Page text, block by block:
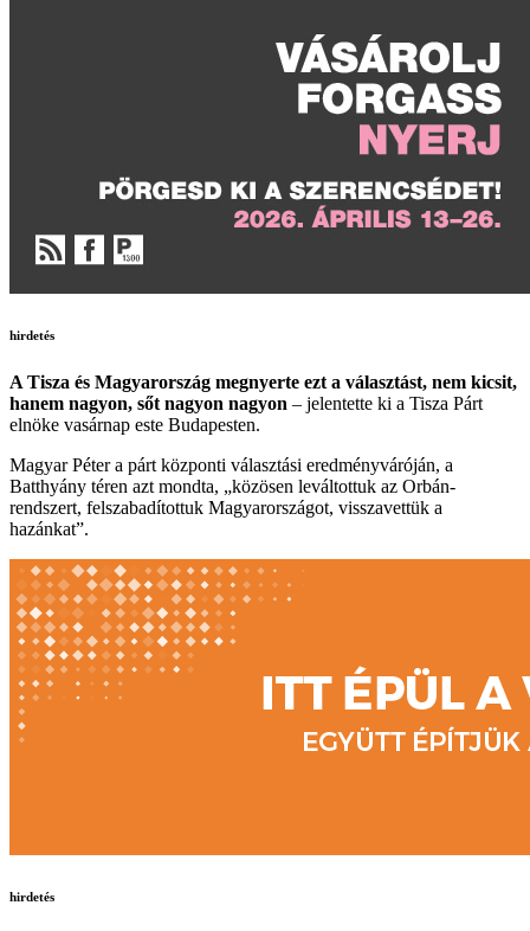
hirdetés
A Tisza és Magyarország megnyerte ezt a választást, nem kicsit,
hanem nagyon, sőt nagyon nagyon – jelentette ki a Tisza Párt
elnöke vasárnap este Budapesten.
Magyar Péter a párt központi választási eredményváróján, a
Batthyány téren azt mondta, „közösen leváltottuk az Orbán-
rendszert, felszabadítottuk Magyarországot, visszavettük a
hazánkat”.
hirdetés